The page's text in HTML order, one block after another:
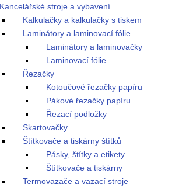
Kancelářské stroje a vybavení
Kalkulačky a kalkulačky s tiskem
Laminátory a laminovací fólie
Laminátory a laminovačky
Laminovací fólie
Řezačky
Kotoučové řezačky papíru
Pákové řezačky papíru
Řezací podložky
Skartovačky
Štítkovače a tiskárny štítků
Pásky, štítky a etikety
Štítkovače a tiskárny
Termovazače a vazací stroje